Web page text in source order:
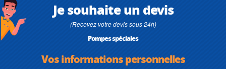
Je souhaite un devis
(Recevez votre devis sous 24h)
Pompes spéciales
Vos informations personnelles